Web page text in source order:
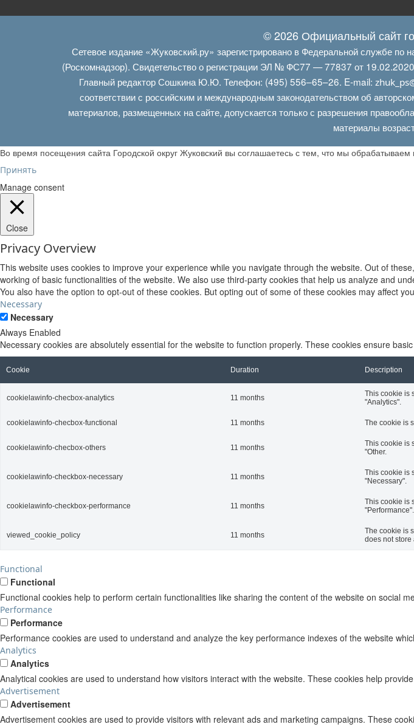
© 2026 Официальный сайт
Сетевое издание «Жуковский.ру» зарегистрировано в Федеральной службе
(Роскомнадзор). Свидетельство о регистрации ЭЛ № ФС77 — 77837 от
Главный редактор Сошкина Ю.Ю. Телефон: (495) 556–65–26. E‑mail:
соответствии с российским и международным законодательством об
материалов, размещенных на сайте, допускается только с разрешения
материалы
Во время посещения сайта Городской округ Жуковский вы соглашаетесь с тем, что мы
Принять
Manage consent
Close
Privacy Overview
This website uses cookies to improve your experience while you navigate through the website. Out of
working of basic functionalities of the website. We also use third-party cookies that help us analyze and
You also have the option to opt-out of these cookies. But opting out of some of these cookies may affect
Necessary
Necessary
Always Enabled
Necessary cookies are absolutely essential for the website to function properly. These cookies ensure
Cookie Duration Description
cookielawinfo-checbox-analytics 11 months
This cookie is
"Analytics".
cookielawinfo-checbox-functional 11 months The cookie is
cookielawinfo-checbox-others 11 months
This cookie is
"Other.
cookielawinfo-checkbox-necessary 11 months
This cookie is
"Necessary".
cookielawinfo-checkbox-performance 11 months
This cookie is
"Performance".
viewed_cookie_policy 11 months
The cookie is
does not
Functional
Functional
Functional cookies help to perform certain functionalities like sharing the content of the website on social
Performance
Performance
Performance cookies are used to understand and analyze the key performance indexes of the website
Analytics
Analytics
Analytical cookies are used to understand how visitors interact with the website. These cookies help
Advertisement
Advertisement
Advertisement cookies are used to provide visitors with relevant ads and marketing campaigns. These